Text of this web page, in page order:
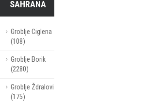
SAHRANA
Groblje Ciglena
(108)
Groblje Borik
(2280)
Groblje Ždralovi
(175)